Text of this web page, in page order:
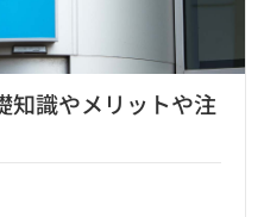
知識やメリットや注